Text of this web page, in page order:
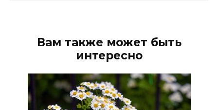
Вам также может быть
интересно